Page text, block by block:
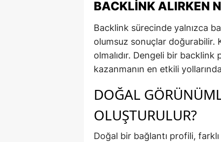
BACKLINK ALIRKEN
Backlink sürecinde yalnızca
olumsuz sonuçlar doğurabilir.
olmalıdır. Dengeli bir
kazanmanın en etkili
DOĞAL
OLUŞTURULUR?
Doğal bir bağlantı profili,